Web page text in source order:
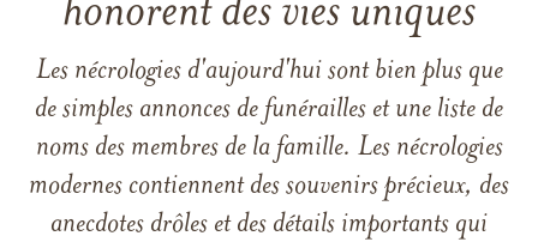
honorent des vies uniques
Les nécrologies d'aujourd'hui sont bien plus que
de simples annonces de funérailles et une liste de
noms des membres de la famille. Les nécrologies
modernes contiennent des souvenirs précieux, des
anecdotes drôles et des détails importants qui